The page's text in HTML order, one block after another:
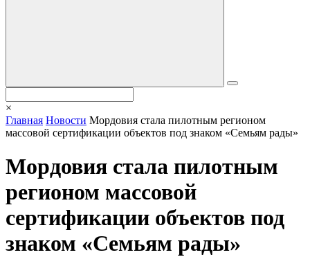
×
Главная Новости Мордовия стала пилотным регионом
массовой сертификации объектов под знаком «Семьям рады»
Мордовия стала пилотным
регионом массовой
сертификации объектов под
знаком «Семьям рады»